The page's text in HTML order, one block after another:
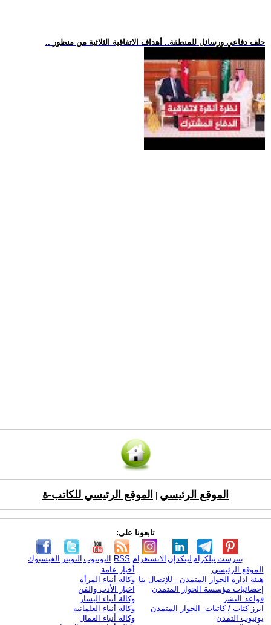
.. حلف دفاعي ورسائل للمنطقة.. أهداف الاتفاقية الثلاثية من منظور
الموقع الرئيسي الموقع الرئيسي للكاتب-ة
تابعونا على:
الفيسبوك التويتر اليوتيوب RSS الانستغرام لينكدإن تيلكرامبنترست
الموقع الرئيسي
هيئة ادارة الحوار المتمدن - للإتصال بنا
إحصائيات مؤسسة الحوار المتمدن
قواعد النشر
ابرز كتاب / كاتبات الحوار المتمدن
يوتيوب التمدن
أخبار عامة
وكالة أنباء المرأة
اخبار الأدب والفن
وكالة أنباء اليسار
وكالة أنباء العلمانية
وكالة أنباء العمال